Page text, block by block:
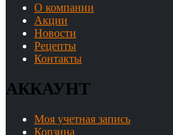
О компании
Акции
Новости
Рецепты
Контакты
АККАУНТ
Моя учетная запись
Корзина